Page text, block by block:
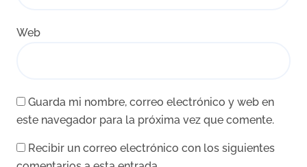
Web
Guarda mi nombre, correo electrónico y web en
este navegador para la próxima vez que comente.
Recibir un correo electrónico con los siguientes